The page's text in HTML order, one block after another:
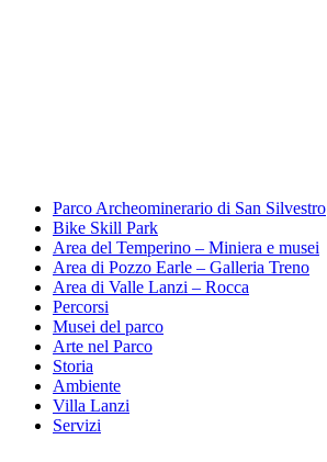
Parco Archeominerario di San Silvestro
Bike Skill Park
Area del Temperino – Miniera e musei
Area di Pozzo Earle – Galleria Treno
Area di Valle Lanzi – Rocca
Percorsi
Musei del parco
Arte nel Parco
Storia
Ambiente
Villa Lanzi
Servizi